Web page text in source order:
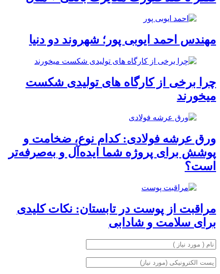
مهندس احمد ایوبی ‌پور؛ شهروند دو دنیا
چرا برخی از کارگاه‌ های تولیدی شکست
میخورند
ورق عرشه فولادی: کدام نوع، ضخامت و
پوشش برای پروژه شما ایده‌آل و به‌صرفه‌تر
است؟
مراقبت از پوست در تابستان: نکات کلیدی
برای سلامت و شادابی